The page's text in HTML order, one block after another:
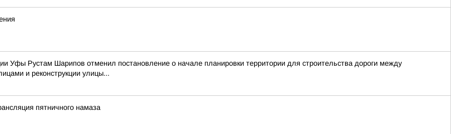
Уфы Рустам Шарипов отменил постановление о начале планировки территории для строительства дороги между
и реконструкции улицы...
пятничного намаза